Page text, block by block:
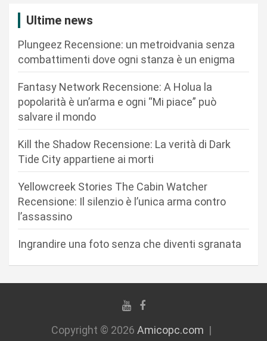
Ultime news
Plungeez Recensione: un metroidvania senza
combattimenti dove ogni stanza è un enigma
Fantasy Network Recensione: A Holua la
popolarità è un’arma e ogni “Mi piace” può
salvare il mondo
Kill the Shadow Recensione: La verità di Dark
Tide City appartiene ai morti
Yellowcreek Stories The Cabin Watcher
Recensione: Il silenzio è l’unica arma contro
l’assassino
Ingrandire una foto senza che diventi sgranata
Copyright © 2026 Amicopc.com